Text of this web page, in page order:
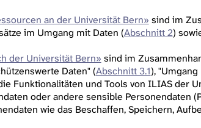
an der Universität Bern» sind im
im Umgang mit Daten (Abschnitt 2)
der Universität Bern» sind im
Daten" (Abschnitt 3.1),
Funktionalitäten und Tools von ILIAS der
oder andere sensible Personendaten
wie das Beschaffen, Speichern,